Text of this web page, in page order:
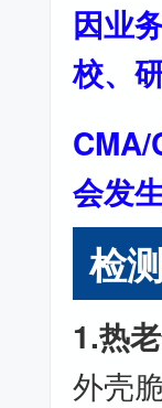
因业
校、
CMA/
会发
检
1.热
外壳